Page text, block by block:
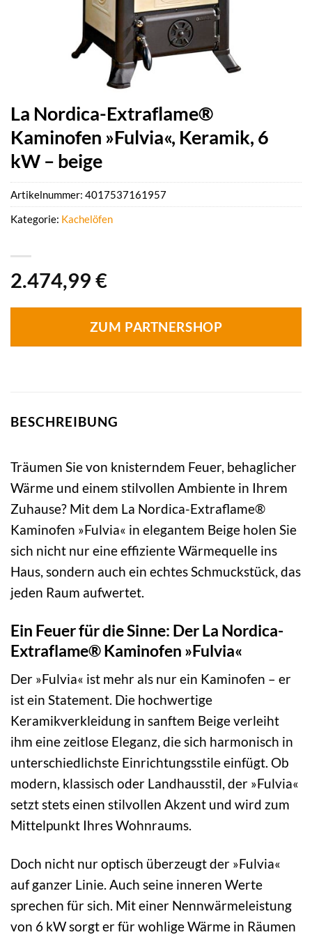
La Nordica-Extraflame®
Kaminofen »Fulvia«, Keramik, 6
kW – beige
2.474,99 €
ZUM PARTNERSHOP
Artikelnummer: 4017537161957
Kategorie: Kachelöfen
BESCHREIBUNG
Träumen Sie von knisterndem Feuer, behaglicher
Wärme und einem stilvollen Ambiente in Ihrem
Zuhause? Mit dem La Nordica-Extraflame®
Kaminofen »Fulvia« in elegantem Beige holen Sie
sich nicht nur eine effiziente Wärmequelle ins
Haus, sondern auch ein echtes Schmuckstück, das
jeden Raum aufwertet.
Ein Feuer für die Sinne: Der La Nordica-
Extraflame® Kaminofen »Fulvia«
Der »Fulvia« ist mehr als nur ein Kaminofen – er
ist ein Statement. Die hochwertige
Keramikverkleidung in sanftem Beige verleiht
ihm eine zeitlose Eleganz, die sich harmonisch in
unterschiedlichste Einrichtungsstile einfügt. Ob
modern, klassisch oder Landhausstil, der »Fulvia«
setzt stets einen stilvollen Akzent und wird zum
Mittelpunkt Ihres Wohnraums.
Doch nicht nur optisch überzeugt der »Fulvia«
auf ganzer Linie. Auch seine inneren Werte
sprechen für sich. Mit einer Nennwärmeleistung
von 6 kW sorgt er für wohlige Wärme in Räumen